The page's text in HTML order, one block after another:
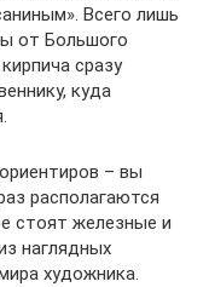
Всего лишь
от Большого
сразу
куда
– вы
располагаются
стоят железные и
наглядных
художника.